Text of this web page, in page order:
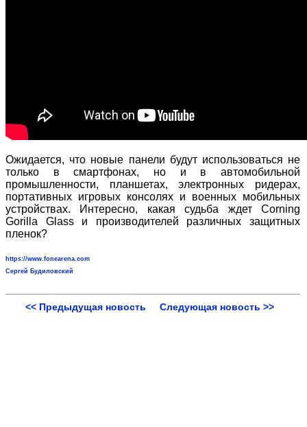
Ожидается, что новые панели будут использоваться не
только в смартфонах, но и в автомобильной
промышленности, планшетах, электронных ридерах,
портативных игровых консолях и военных мобильных
устройствах. Интересно, какая судьба ждет Corning
Gorilla Glass и производителей различных защитных
пленок?
https://www.fonearena.com
Сергей Будиловский
<< Предыдущая новость Следующая новость >>